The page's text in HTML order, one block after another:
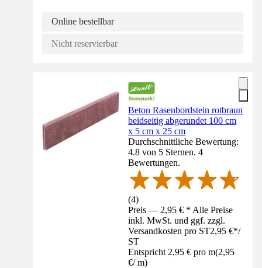
Online bestellbar
Nicht reservierbar
Beton Rasenbordstein rotbraun
beidseitig abgerundet 100 cm
x 5 cm x 25 cm
Durchschnittliche Bewertung:
4.8 von 5 Sternen. 4
Bewertungen.
(4)
Preis — 2,95 € * Alle Preise
inkl. MwSt. und ggf. zzgl.
Versandkosten pro ST2,95 €*/
ST
Entspricht 2,95 € pro m(2,95
€/ m)